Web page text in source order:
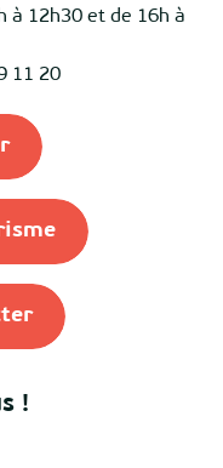
à 12h30 et de 16h à
11 20
!